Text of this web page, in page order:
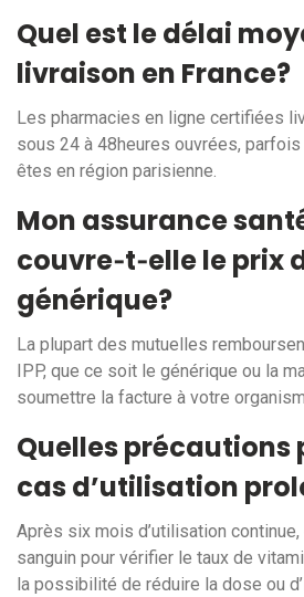
Quel est le délai
livraison en France?
Les pharmacies en ligne certifiées
sous 24 à 48heures ouvrées,
êtes en région parisienne.
Mon assurance
couvre‑t‑elle le prix
générique?
La plupart des mutuelles
IPP, que ce soit le générique ou la
soumettre la facture à votre
Quelles précautions
cas d’utilisation
Après six mois d’utilisation
sanguin pour vérifier le taux de
la possibilité de réduire la dose ou